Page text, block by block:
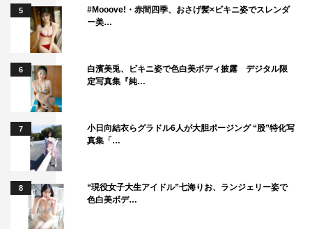
5
#Mooove!・赤間四季、おさげ髪×ビキニ姿でスレンダ
ー美…
6
白濱美兎、ビキニ姿で色白美ボディ披露 デジタル限
定写真集『純…
7
小日向結衣らグラドル6人が大胆ポージング “股”特化写
真集「…
8
“現役女子大生アイドル”七海りお、ランジェリー姿で
色白美ボデ…